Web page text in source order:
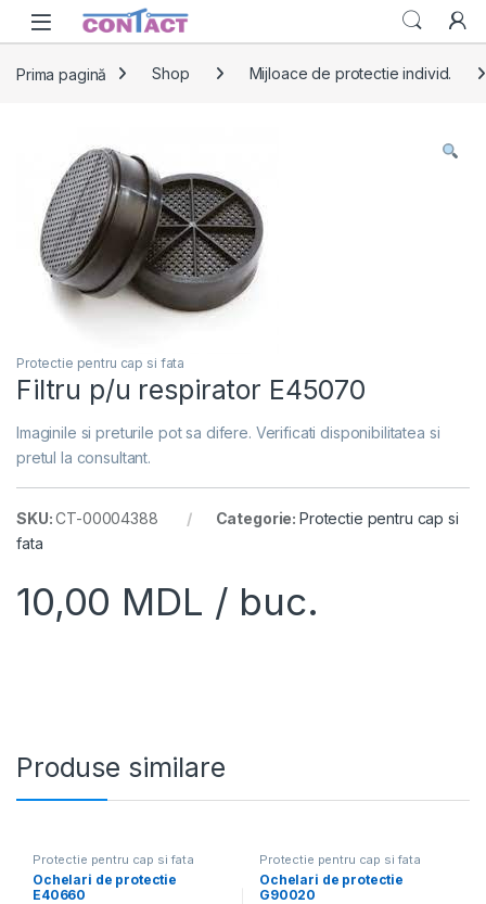
Skip to navigation
Skip to content
Prima pagină Shop Mijloace de protectie individ.
Protectie pentru cap si fata
Filtru p/u respirator E45070
Imaginile si preturile pot sa difere. Verificati disponibilitatea si
pretul la consultant.
SKU:CT-00004388 Categorie: Protectie pentru cap si
fata
10,00 MDL / buc.
Produse similare
Protectie pentru cap si fata
Ochelari de protectie
E40660
Protectie pentru cap si fata
Ochelari de protectie
G90020